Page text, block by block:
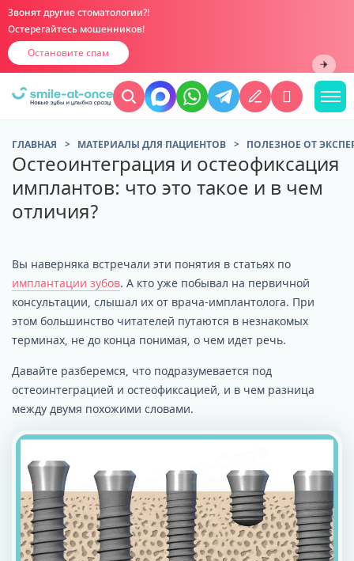
Звонят другие стоматологии?!
Остерегайтесь мошенников!
Остановите спам
ГЛАВНАЯ МАТЕРИАЛЫ ДЛЯ ПАЦИЕНТОВ ПОЛЕЗНОЕ ОТ
Остеоинтеграция и остеофиксация
имплантов: что это такое и в чем
отличия?
Вы наверняка встречали эти понятия в статьях по
имплантации зубов. А кто уже побывал на первичной
консультации, слышал их от врача-имплантолога. При
этом большинство читателей путаются в незнакомых
терминах, не до конца понимая, о чем идет речь.
Давайте разберемся, что подразумевается под
остеоинтеграцией и остеофиксацией, и в чем разница
между двумя похожими словами.